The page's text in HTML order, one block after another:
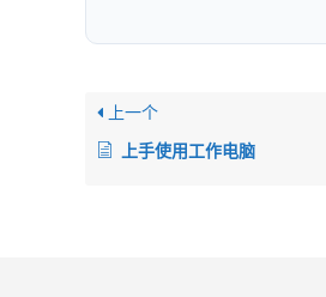
上一个
上手使用工作电脑